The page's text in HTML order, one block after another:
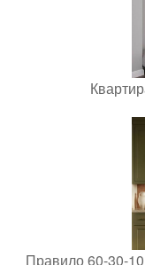
Правило 60-30-